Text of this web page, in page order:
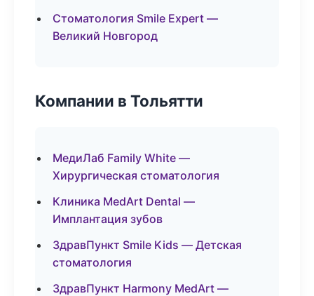
Стоматология Smile Expert —
Великий Новгород
Компании в Тольятти
МедиЛаб Family White —
Хирургическая стоматология
Клиника MedArt Dental —
Имплантация зубов
ЗдравПункт Smile Kids — Детская
стоматология
ЗдравПункт Harmony MedArt —